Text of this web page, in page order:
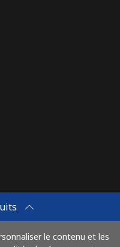
le contenu et les